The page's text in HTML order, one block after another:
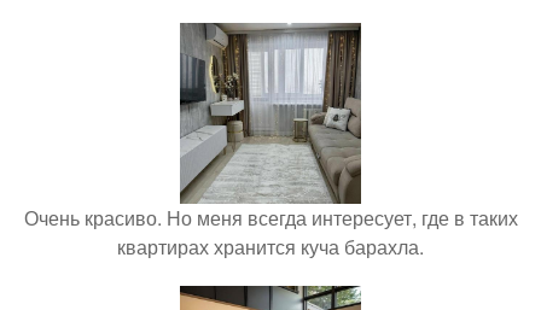
Очень красиво. Но меня всегда интересует, где в таких
квартирах хранится куча барахла.